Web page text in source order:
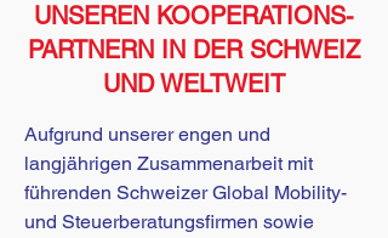
UNSEREN KOOPERATIONS-
PARTNERN IN DER SCHWEIZ
UND WELTWEIT
Aufgrund unserer engen und
langjährigen Zusammenarbeit mit
führenden Schweizer Global Mobility-
und Steuerberatungsfirmen sowie